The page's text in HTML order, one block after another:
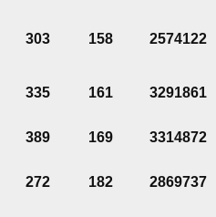
303 158 2574122
335 161 3291861
389 169 3314872
272 182 2869737